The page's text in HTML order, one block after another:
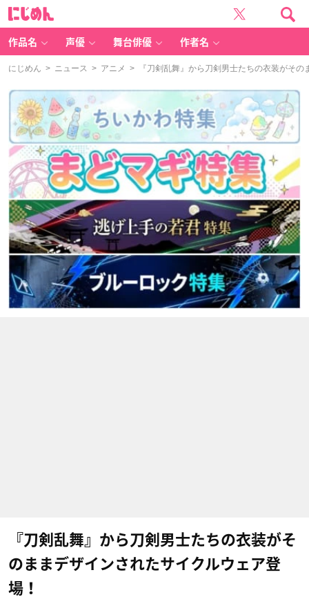
作品名 声優 舞台俳優 作者名
にじめん > ニュース > アニメ > 『刀剣乱舞』から刀剣男士たちの衣装がその
『刀剣乱舞』から刀剣男士たちの衣装がそ
のままデザインされたサイクルウェア登
場！